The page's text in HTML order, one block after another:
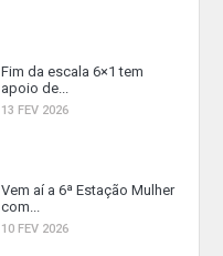
Fim da escala 6×1 tem
apoio de...
13 FEV 2026
Vem aí a 6ª Estação Mulher
com...
10 FEV 2026